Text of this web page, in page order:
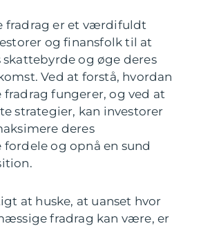
fradrag er et værdifuldt
og finansfolk til at
skattebyrde og øge deres
Ved at forstå, hvordan
fungerer, og ved at
strategier, kan investorer
deres
og opnå en sund
at huske, at uanset hvor
fradrag kan være, er